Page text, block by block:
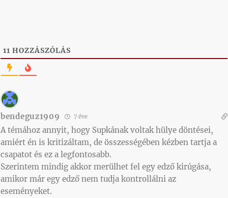
11 HOZZÁSZÓLÁS
bendeguz1909 7 éve
A témához annyit, hogy Supkának voltak hülye döntései,
amiért én is kritizáltam, de összességében kézben tartja a
csapatot és ez a legfontosabb.
Szerintem mindig akkor merülhet fel egy edző kirúgása,
amikor már egy edző nem tudja kontrollálni az
eseményeket.